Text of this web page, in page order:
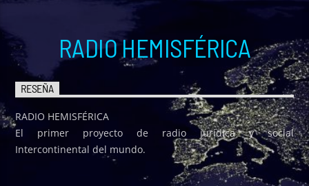
RADIO HEMISFÉRICA
RESEÑA
RADIO HEMISFÉRICA
El primer proyecto de radio jurídica y social
Intercontinental del mundo.